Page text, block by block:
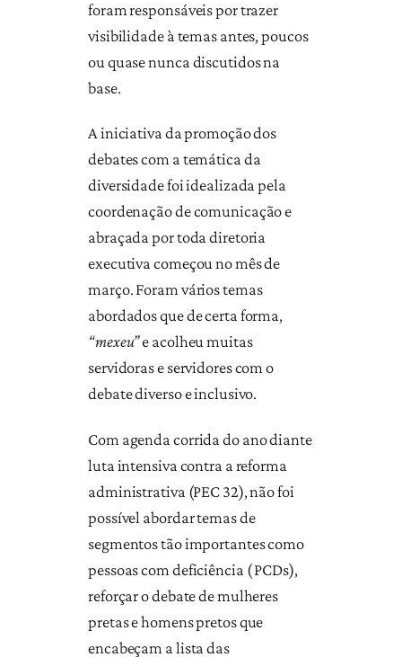
foram responsáveis por trazer
visibilidade à temas antes, poucos
ou quase nunca discutidos na
base.
A iniciativa da promoção dos
debates com a temática da
diversidade foi idealizada pela
coordenação de comunicação e
abraçada por toda diretoria
executiva começou no mês de
março. Foram vários temas
abordados que de certa forma,
“mexeu”e acolheu muitas
servidoras e servidores com o
debate diverso e inclusivo.
Com agenda corrida do ano diante
luta intensiva contra a reforma
administrativa (PEC 32), não foi
possível abordar temas de
segmentos tão importantes como
pessoas com deficiência ( PCDs),
reforçar o debate de mulheres
pretas e homens pretos que
encabeçam a lista das